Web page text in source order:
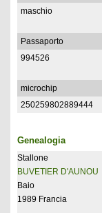
maschio
Passaporto
994526
microchip
250259802889444
Genealogia
Stallone
BUVETIER D'AUNOU
Baio
1989 Francia